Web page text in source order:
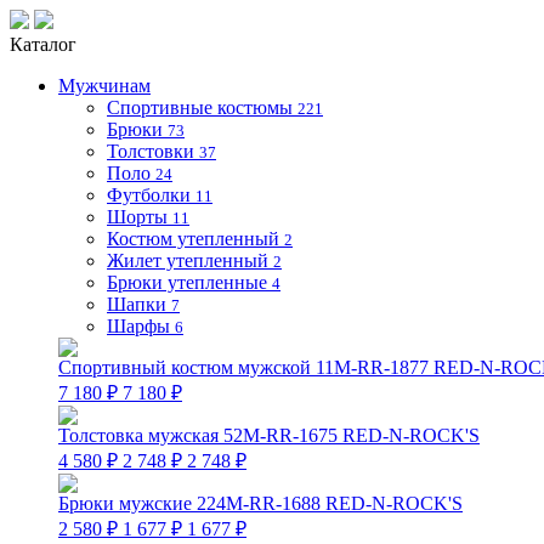
Каталог
Мужчинам
Спортивные костюмы 221
Брюки 73
Толстовки 37
Поло 24
Футболки 11
Шорты 11
Костюм утепленный 2
Жилет утепленный 2
Брюки утепленные 4
Шапки 7
Шарфы 6
Спортивный костюм мужской 11M-RR-1877 RED-N-
7 180 ₽ 7 180 ₽
Толстовка мужская 52M-RR-1675 RED-N-ROCK'S
4 580 ₽ 2 748 ₽ 2 748 ₽
Брюки мужские 224M-RR-1688 RED-N-ROCK'S
2 580 ₽ 1 677 ₽ 1 677 ₽